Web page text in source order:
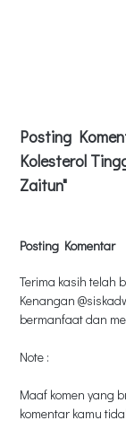
Posting
Kolesterol
Zaitun"
Posting Komentar
Terima kasih telah
Kenangan
bermanfaat dan
Note :
Maaf komen yang
komentar kamu